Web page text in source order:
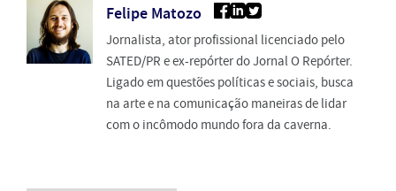
Felipe Matozo
Jornalista, ator profissional licenciado pelo
SATED/PR e ex-repórter do Jornal O Repórter.
Ligado em questões políticas e sociais, busca
na arte e na comunicação maneiras de lidar
com o incômodo mundo fora da caverna.